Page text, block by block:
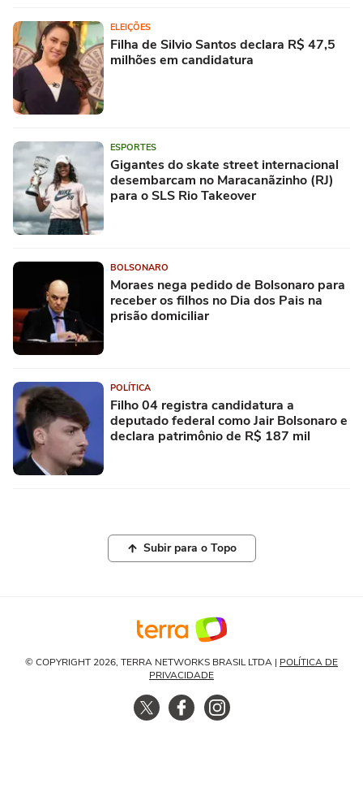
ELEIÇÕES
Filha de Silvio Santos declara R$ 47,5
milhões em candidatura
ESPORTES
Gigantes do skate street internacional
desembarcam no Maracanãzinho (RJ)
para o SLS Rio Takeover
BOLSONARO
Moraes nega pedido de Bolsonaro para
receber os filhos no Dia dos Pais na
prisão domiciliar
POLÍTICA
Filho 04 registra candidatura a
deputado federal como Jair Bolsonaro e
declara patrimônio de R$ 187 mil
Subir para o Topo
© COPYRIGHT 2026, TERRA NETWORKS BRASIL LTDA | POLÍTICA DE
PRIVACIDADE